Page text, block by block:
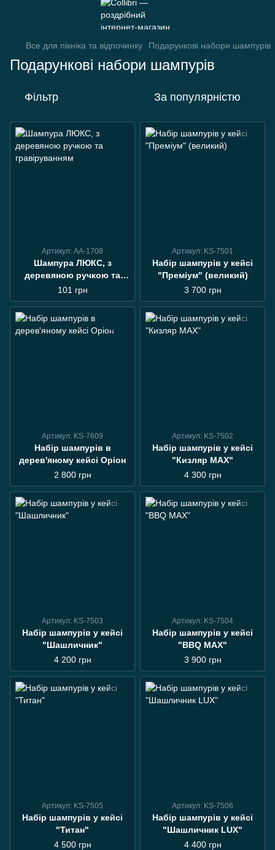
Все для пікніка та відпочинку Подарункові набори шампурів
Подарункові набори шампурів
Фільтр За популярністю
Артикул: АА-1708
Шампура ЛЮКС, з
деревяною ручкою та
гравіруванням
101 грн
Артикул: KS-7501
Набір шампурів у кейсі
"Преміум" (великий)
3 700 грн
Артикул: KS-7609
Набір шампурів в
дерев'яному кейсі Оріон
2 800 грн
Артикул: KS-7502
Набір шампурів у кейсі
"Кизляр MAX"
4 300 грн
Артикул: KS-7503
Набір шампурів у кейсі
"Шашличник"
4 200 грн
Артикул: KS-7504
Набір шампурів у кейсі
"BBQ MAX"
3 900 грн
Артикул: KS-7505
Набір шампурів у кейсі
"Титан"
4 500 грн
Артикул: KS-7506
Набір шампурів у кейсі
"Шашличник LUX"
4 400 грн